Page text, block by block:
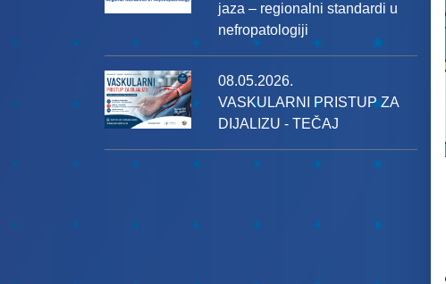
jaza – regionalni standardi u
nefropatologiji
08.05.2026.
VASKULARNI PRISTUP ZA
DIJALIZU - TEČAJ